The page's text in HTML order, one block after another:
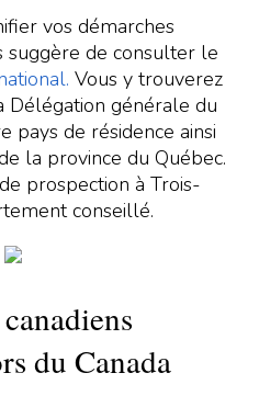
vos démarches
suggère de consulter le
Vous y trouverez
Délégation générale du
pays de résidence ainsi
la province du Québec.
prospection à Trois-
conseillé.
du Canada